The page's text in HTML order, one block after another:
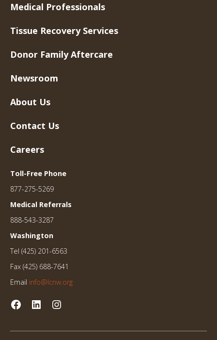
Medical Professionals
Tissue Recovery Services
Donor Family Aftercare
Newsroom
About Us
Contact Us
Careers
Toll-Free Phone
877-275-5269
Medical Referrals
888-543-3287
Washington
Tel (425) 201-6563
Fax (425) 688-7641
Email info@lcnw.org